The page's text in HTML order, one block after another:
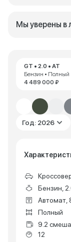
GT • 2.0 • AT
Бензин • Полный
4 489 000 ₽
Год: 2026
Бензин,
Автомат,
Полный
9.2
12
Мы уверены в